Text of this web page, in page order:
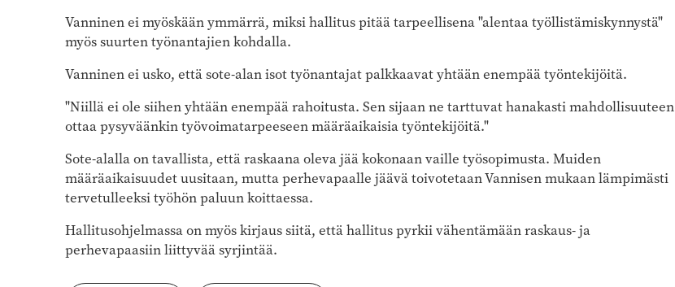
Vanninen ei myöskään ymmärrä, miksi hallitus pitää tarpeellisena "alentaa työllistämiskynnystä"
myös suurten työnantajien kohdalla.
Vanninen ei usko, että sote-alan isot työnantajat palkkaavat yhtään enempää työntekijöitä.
"Niillä ei ole siihen yhtään enempää rahoitusta. Sen sijaan ne tarttuvat hanakasti mahdollisuuteen
ottaa pysyväänkin työvoimatarpeeseen määräaikaisia työntekijöitä."
Sote-alalla on tavallista, että raskaana oleva jää kokonaan vaille työsopimusta. Muiden
määräaikaisuudet uusitaan, mutta perhevapaalle jäävä toivotetaan Vannisen mukaan lämpimästi
tervetulleeksi työhön paluun koittaessa.
Hallitusohjelmassa on myös kirjaus siitä, että hallitus pyrkii vähentämään raskaus- ja
perhevapaasiin liittyvää syrjintää.